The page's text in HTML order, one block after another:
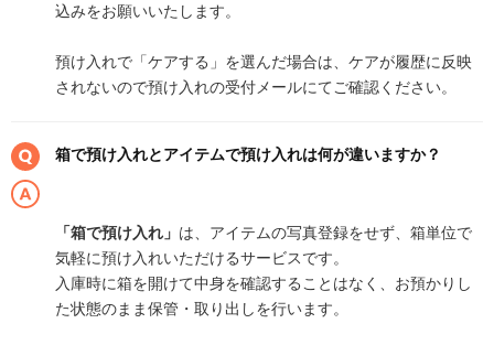
込みをお願いいたします。
預け入れで「ケアする」を選んだ場合は、ケアが履歴に反映
されないので預け入れの受付メールにてご確認ください。
箱で預け入れとアイテムで預け入れは何が違いますか？
「箱で預け入れ」 は、アイテムの写真登録をせず、箱単位で
気軽に預け入れいただけるサービスです。
入庫時に箱を開けて中身を確認することはなく、お預かりし
た状態のまま保管・取り出しを行います。